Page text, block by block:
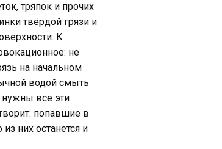
тряпок и прочих
твёрдой грязи и
К
не
на начальном
водой смыть
нужны все эти
попавшие в
них останется и